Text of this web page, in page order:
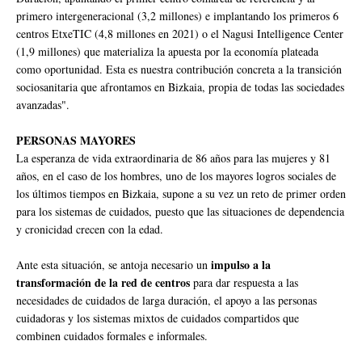
primero intergeneracional (3,2 millones) e implantando los primeros 6
centros EtxeTIC (4,8 millones en 2021) o el Nagusi Intelligence Center
(1,9 millones) que materializa la apuesta por la economía plateada
como oportunidad. Esta es nuestra contribución concreta a la transición
sociosanitaria que afrontamos en Bizkaia, propia de todas las sociedades
avanzadas".
PERSONAS MAYORES
La esperanza de vida extraordinaria de 86 años para las mujeres y 81
años, en el caso de los hombres, uno de los mayores logros sociales de
los últimos tiempos en Bizkaia, supone a su vez un reto de primer orden
para los sistemas de cuidados, puesto que las situaciones de dependencia
y cronicidad crecen con la edad.
Ante esta situación, se antoja necesario un impulso a la
transformación de la red de centros para dar respuesta a las
necesidades de cuidados de larga duración, el apoyo a las personas
cuidadoras y los sistemas mixtos de cuidados compartidos que
combinen cuidados formales e informales.